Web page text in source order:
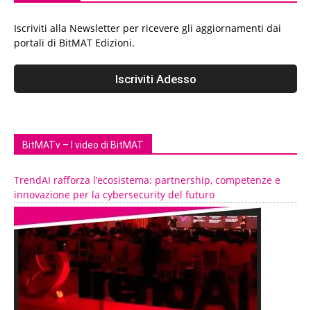
Iscriviti alla Newsletter per ricevere gli aggiornamenti dai
portali di BitMAT Edizioni.
BitMATv – I video di BitMAT
TrendAI rafforza l’ecosistema: partnership, competenze e
innovazione per la cybersecurity del futuro